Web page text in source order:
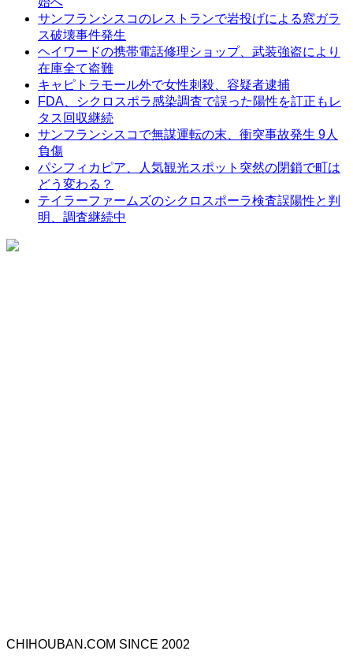
サンフランシスコのレストランで岩投げによる窓ガラ
ス破壊事件発生
ヘイワードの携帯電話修理ショップ、武装強盗により
在庫全て盗難
キャピトラモール外で女性刺殺、容疑者逮捕
FDA、シクロスポラ感染調査で誤った陽性を訂正もレ
タス回収継続
サンフランシスコで無謀運転の末、衝突事故発生 9人
負傷
パシフィカピア、人気観光スポット突然の閉鎖で町は
どう変わる？
テイラーファームズのシクロスポーラ検査誤陽性と判
明、調査継続中
CHIHOUBAN.COM SINCE 2002